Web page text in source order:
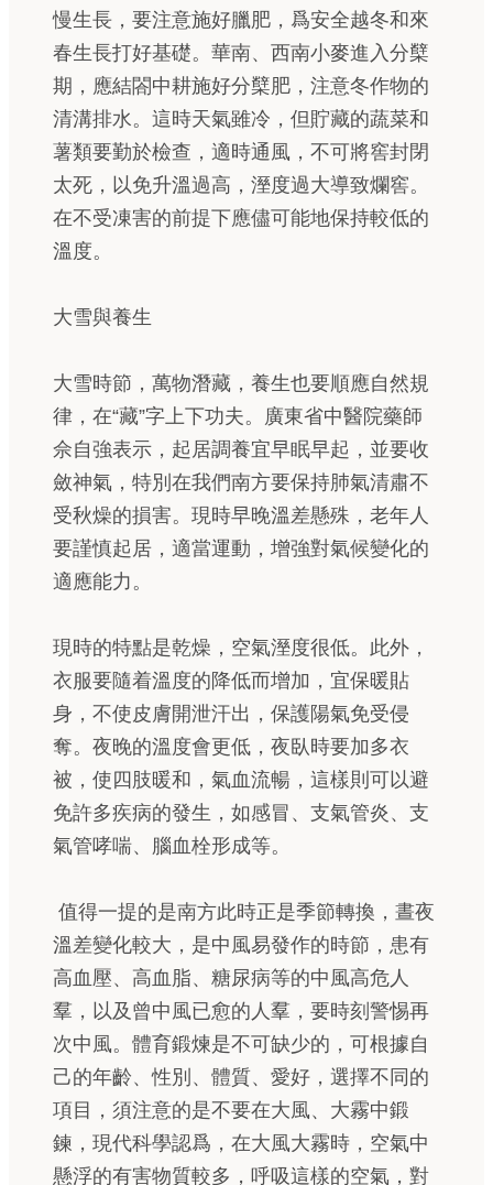
慢生長，要注意施好臘肥，爲安全越冬和來
春生長打好基礎。華南、西南小麥進入分櫱
期，應結閤中耕施好分櫱肥，注意冬作物的
清溝排水。這時天氣雖冷，但貯藏的蔬菜和
薯類要勤於檢查，適時通風，不可將窖封閉
太死，以免升溫過高，溼度過大導致爛窖。
在不受凍害的前提下應儘可能地保持較低的
溫度。
大雪與養生
大雪時節，萬物潛藏，養生也要順應自然規
律，在“藏”字上下功夫。廣東省中醫院藥師
佘自強表示，起居調養宜早眠早起，並要收
斂神氣，特別在我們南方要保持肺氣清肅不
受秋燥的損害。現時早晚溫差懸殊，老年人
要謹慎起居，適當運動，增強對氣候變化的
適應能力。
現時的特點是乾燥，空氣溼度很低。此外，
衣服要隨着溫度的降低而增加，宜保暖貼
身，不使皮膚開泄汗出，保護陽氣免受侵
奪。夜晚的溫度會更低，夜臥時要加多衣
被，使四肢暖和，氣血流暢，這樣則可以避
免許多疾病的發生，如感冒、支氣管炎、支
氣管哮喘、腦血栓形成等。
值得一提的是南方此時正是季節轉換，晝夜
溫差變化較大，是中風易發作的時節，患有
高血壓、高血脂、糖尿病等的中風高危人
羣，以及曾中風已愈的人羣，要時刻警惕再
次中風。體育鍛煉是不可缺少的，可根據自
己的年齡、性別、體質、愛好，選擇不同的
項目，須注意的是不要在大風、大霧中鍛
鍊，現代科學認爲，在大風大霧時，空氣中
懸浮的有害物質較多，呼吸這樣的空氣，對